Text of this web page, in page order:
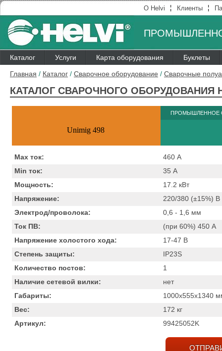
О Helvi ¦ Клиенты ¦
Каталог Услуги Карта оборудования Буклеты
Главная / Каталог / Сварочное оборудование / Сварочные
КАТАЛОГ СВАРОЧНОГО ОБОРУДОВАНИЯ
Unimig 498
ПРОМЫШЛЕННОЕ
Max ток: 460 А
Min ток:
35 А
Мощность:
17.2 кВт
Напряжение:
220/380 (±15%) B
Электрод/проволока:
0,6 - 1,6 мм
Ток ПВ:
(при 60%) 450 А
Напряжение холостого хода:
17-47 В
Степень защиты:
IP23S
Количество постов:
1
Наличие сетевой вилки:
нет
Габариты:
1000x555x1340
Вес:
172 кг
Артикул:
99425052K